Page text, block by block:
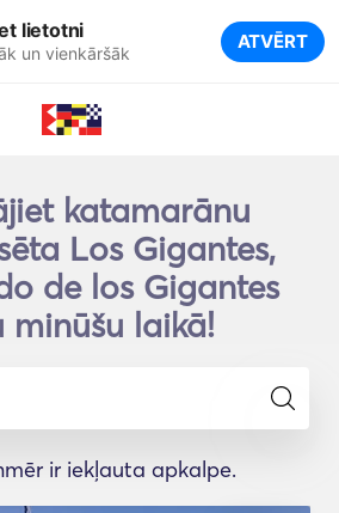
lietotni
un vienkāršāk ATVĒRT
katamarānu
Los Gigantes,
de los Gigantes
minūšu laikā!
ir iekļauta apkalpe.